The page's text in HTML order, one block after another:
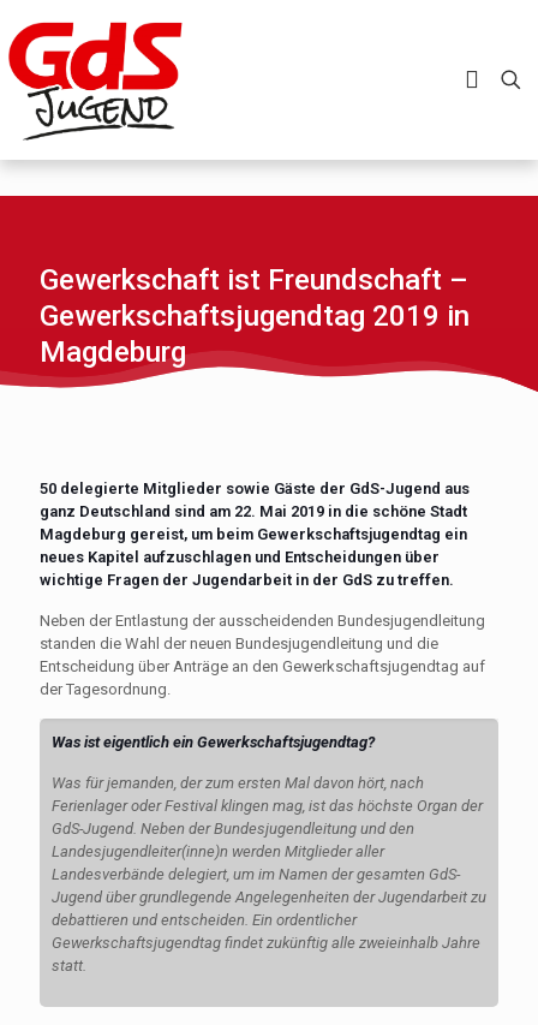
Gewerkschaft ist Freundschaft –
Gewerkschaftsjugendtag 2019 in
Magdeburg
50 delegierte Mitglieder sowie Gäste der GdS-Jugend aus
ganz Deutschland sind am 22. Mai 2019 in die schöne Stadt
Magdeburg gereist, um beim Gewerkschaftsjugendtag ein
neues Kapitel aufzuschlagen und Entscheidungen über
wichtige Fragen der Jugendarbeit in der GdS zu treffen.
Neben der Entlastung der aus­scheidenden Bundesjugend­leitung
standen die Wahl der neuen Bundesjugendleitung und die
Entscheidung über Anträge an den Gewerkschaftsjugendtag auf
der Tagesordnung.
Was ist eigentlich ein Gewerkschaftsjugendtag?
Was für jemanden, der zum ersten Mal davon hört, nach
Ferienlager oder Festival klingen mag, ist das höchste Organ der
GdS-Jugend. Neben der Bundesjugendleitung und den
Landesjugendleiter(inne)n werden Mitglieder aller
Landesverbände delegiert, um im Namen der gesamten GdS-
Jugend über grundlegende Angelegenheiten der Jugendarbeit zu
debattieren und entscheiden. Ein ordentlicher
Gewerkschaftsjugendtag findet zukünftig alle zweieinhalb Jahre
statt.